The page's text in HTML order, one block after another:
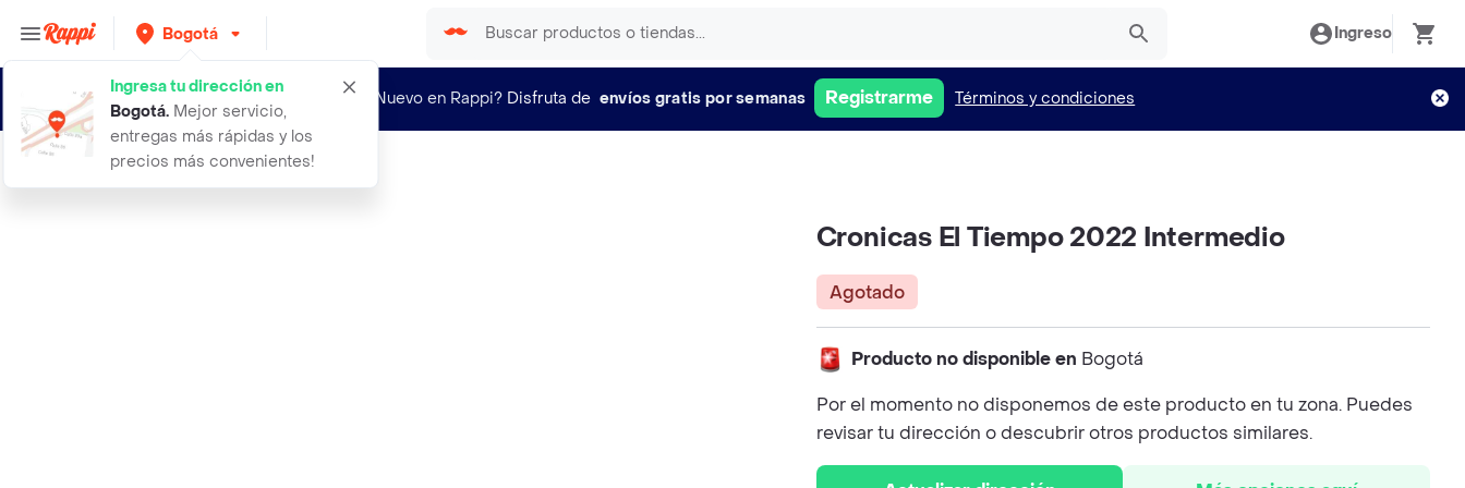
Bogotá
Ingresa tu dirección en
Bogotá. Mejor servicio,
entregas más rápidas y los
precios más convenientes!
Ingreso
¿Nuevo en Rappi? Disfruta de envíos gratis por semanas Registrarme Términos y condiciones
cronicas el tiempo 2022 intermedio
Cronicas El Tiempo 2022 Intermedio
Agotado
Producto no disponible en Bogotá
Por el momento no disponemos de este producto en tu zona. Puedes
revisar tu dirección o descubrir otros productos similares.